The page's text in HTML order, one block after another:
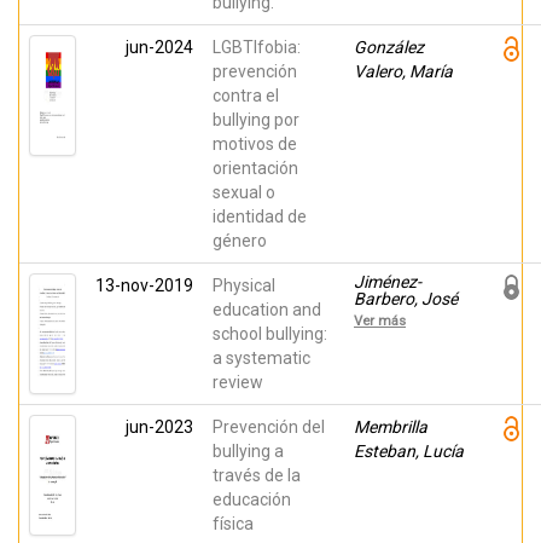
jun-2024
LGBTIfobia:
prevención
contra el
bullying por
motivos de
orientación
sexual o
identidad de
género
González
Valero, María
13-nov-2019
Physical
education and
school bullying:
a systematic
review
Jiménez-
Barbero, José
Antonio;
Jiménez-
Cutre, David;
Beltrán-
Carrillo,
Vicente J.; Llor
Ver más
jun-2023
Prevención del
bullying a
través de la
educación
física
Membrilla
Esteban, Lucía